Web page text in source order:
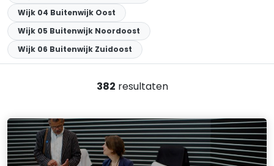
Wijk 04 Buitenwijk Oost
Wijk 05 Buitenwijk Noordoost
Wijk 06 Buitenwijk Zuidoost
382 resultaten